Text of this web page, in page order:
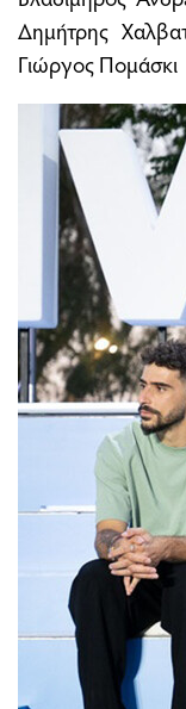
Δημήτρης
Γιώργος Πομάσκι